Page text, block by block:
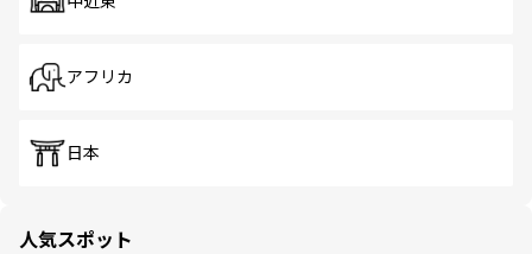
アフリカ
日本
人気スポット